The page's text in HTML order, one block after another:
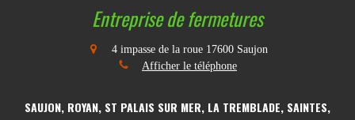
Entreprise de fermetures
4 impasse de la roue 17600 Saujon
Afficher le téléphone
SAUJON, ROYAN, ST PALAIS SUR MER, LA TREMBLADE, SAINTES,